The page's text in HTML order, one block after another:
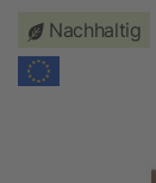
Nachhaltig